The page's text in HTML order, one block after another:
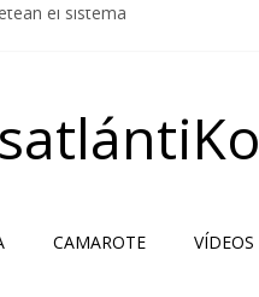
el sistema
CAMAROTE VÍDEOS